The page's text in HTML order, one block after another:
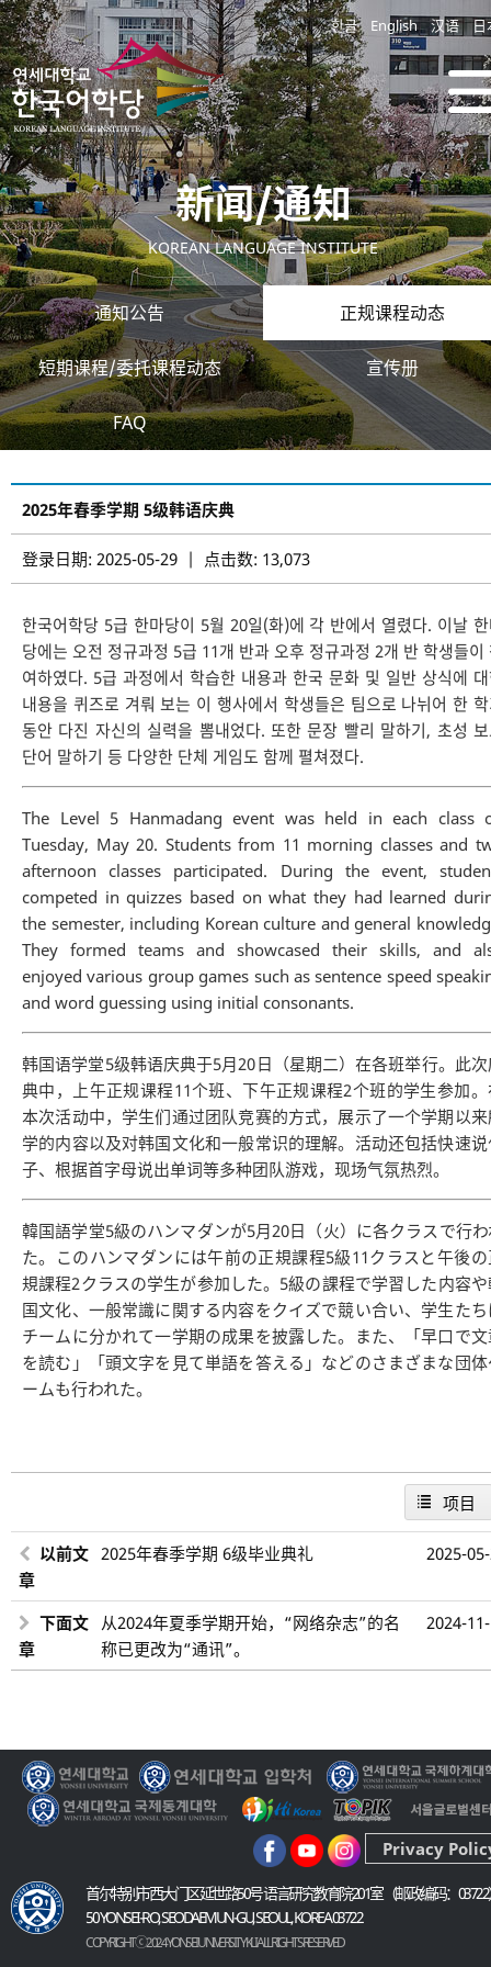
한글 English 汉语 日
新闻/通知
KOREAN LANGUAGE INSTITUTE
通知公告 正规课程动态
短期课程/委托课程动态 宣传册
FAQ
2025年春季学期 5级韩语庆典
登录日期: 2025-05-29 | 点击数: 13,073
한국어학당 5급 한마당이 5월 20일(화)에 각 반에서 열렸다. 이날
당에는 오전 정규과정 5급 11개 반과 오후 정규과정 2개 반 학생들이
여하였다. 5급 과정에서 학습한 내용과 한국 문화 및 일반 상식에
내용을 퀴즈로 겨뤄 보는 이 행사에서 학생들은 팀으로 나뉘어 한
동안 다진 자신의 실력을 뽐내었다. 또한 문장 빨리 말하기, 초성
단어 말하기 등 다양한 단체 게임도 함께 펼쳐졌다.
The Level 5 Hanmadang event was held in each class
Tuesday, May 20. Students from 11 morning classes and
afternoon classes participated. During the event,
competed in quizzes based on what they had learned
the semester, including Korean culture and general
They formed teams and showcased their skills, and
enjoyed various group games such as sentence speed
and word guessing using initial consonants.
韩国语学堂5级韩语庆典于5月20日（星期二）在各班举行。此
典中，上午正规课程11个班、下午正规课程2个班的学生参加
本次活动中，学生们通过团队竞赛的方式，展示了一个学期以
学的内容以及对韩国文化和一般常识的理解。活动还包括快速
子、根据首字母说出单词等多种团队游戏，现场气氛热烈。
韓国語学堂5級のハンマダンが5月20日（火）に各クラスで行
た。このハンマダンには午前の正規課程5級11クラスと午後
規課程2クラスの学生が参加した。5級の課程で学習した内容
国文化、一般常識に関する内容をクイズで競い合い、学生た
チームに分かれて一学期の成果を披露した。また、「早口で
を読む」「頭文字を見て単語を答える」などのさまざまな団
ームも行われた。
项目
以前文
章
2025年春季学期 6级毕业典礼 2025-
下面文
章
从2024年夏季学期开始，“网络杂志”的名
称已更改为“通讯”。
2024-
首尔特别市西大门区延世路50号 语言研究教育院201室（邮政编码：
50 YONSEI-RO, SEODAEMUN-GU, SEOUL, KOREA 03722
COPYRIGHT ⓒ 2024 YONSEI UNIVERSITY KLI. ALL RIGHTS RESERVED
Privacy